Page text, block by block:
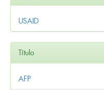
USAID
Título
AFP